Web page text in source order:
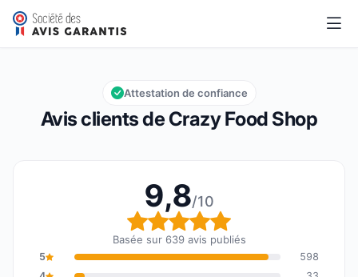
Crazy Food Shop
Note globale : 9,8 sur 10
9,8/10
Avis clients de Crazy Food Shop
Attestation de confiance
9,8/10
Note globale : 9,8 sur
Basée sur 639 avis publiés
5
598